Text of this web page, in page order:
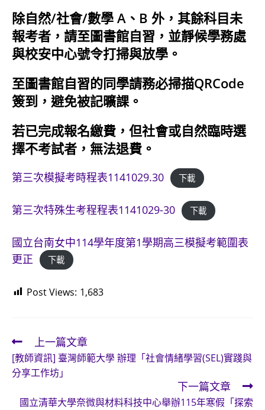
除自然/社會/數學 A、B 外，其餘科目未
報考者，請至圖書館自習，並靜候學務處
與校安中心號令打掃與放學。
至圖書館自習的同學請務必掃描QRCode
簽到，避免被記曠課。
若已完成報名繳費，但社會或自然臨時選
擇不考試者，無法退費。
第三次模擬考時程表1141029.30 下載
第三次特殊生考程程表1141029-30 下載
國立台南女中114學年度第1學期高三模擬考範圍表
更正
下載
Post Views: 1,683
Read
more
articles
上一篇文章
[教師資訊] 臺灣師範大學 辦理「社會情緒學習(SEL)實踐與
分享工作坊」
下一篇文章
國立清華大學奈微與材料科技中心舉辦115年寒假「探索